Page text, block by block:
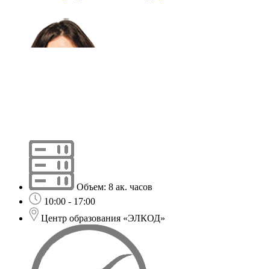
Объем: 8 ак. часов
10:00 - 17:00
Центр образования «ЭЛКОД»